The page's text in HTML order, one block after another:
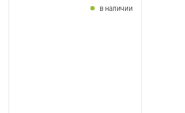
в наличии